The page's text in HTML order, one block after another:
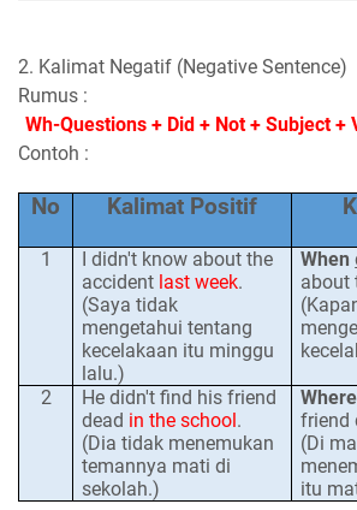
2. Kalimat Negatif (Negative Sentence)
Rumus :
Wh-Questions + Did + Not + Subject +
Contoh :
No Kalimat Positif
1
I didn't know about the
accident last week.
(Saya tidak
mengetahui tentang
kecelakaan itu minggu
lalu.)
When
about
2
He didn't find his friend
dead in the school.
(Dia tidak menemukan
temannya mati di
sekolah.)
friend
(Di
itu